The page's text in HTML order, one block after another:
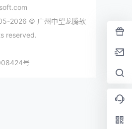
2026 © 广州中望龙腾软
reserved.
号